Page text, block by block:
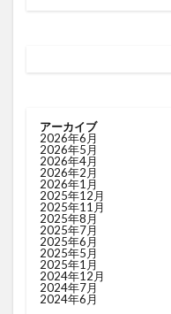
アーカイブ
2026年6月
2026年5月
2026年4月
2026年2月
2026年1月
2025年12月
2025年11月
2025年8月
2025年7月
2025年6月
2025年5月
2025年1月
2024年12月
2024年7月
2024年6月